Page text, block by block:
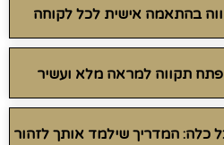
בהתאמה אישית לכל לקוחה
תקווה למראה מלא ועשיר
כלה: המדריך שילמד אותך לזהור